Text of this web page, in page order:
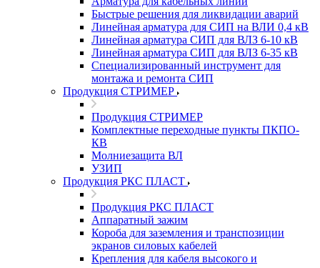
Быстрые решения для ликвидации аварий
Линейная арматура для СИП на ВЛИ 0,4 кВ
Линейная арматура СИП для ВЛЗ 6-10 кВ
Линейная арматура СИП для ВЛЗ 6-35 кВ
Специализированный инструмент для
монтажа и ремонта СИП
Продукция СТРИМЕР
Продукция СТРИМЕР
Комплектные переходные пункты ПКПО-
КВ
Молниезащита ВЛ
УЗИП
Продукция РКС ПЛАСТ
Продукция РКС ПЛАСТ
Аппаратный зажим
Короба для заземления и транспозиции
экранов силовых кабелей
Крепления для кабеля высокого и